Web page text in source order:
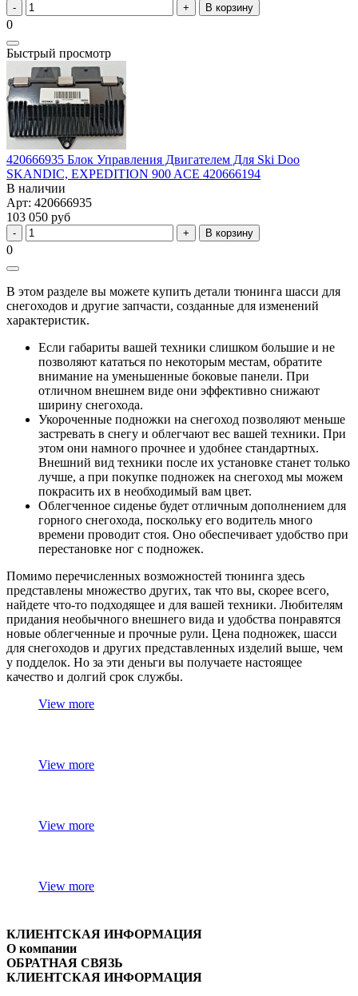
В корзину
0
Быстрый просмотр
420666935 Блок Управления Двигателем Для Ski Doo
SKANDIC, EXPEDITION 900 ACE 420666194
В наличии
Арт: 420666935
103 050 руб
В корзину
0
В этом разделе вы можете купить детали тюнинга шасси для
снегоходов и другие запчасти, созданные для изменений
характеристик.
Если габариты вашей техники слишком большие и не
позволяют кататься по некоторым местам, обратите
внимание на уменьшенные боковые панели. При
отличном внешнем виде они эффективно снижают
ширину снегохода.
Укороченные подножки на снегоход позволяют меньше
застревать в снегу и облегчают вес вашей техники. При
этом они намного прочнее и удобнее стандартных.
Внешний вид техники после их установке станет только
лучше, а при покупке подножек на снегоход мы можем
покрасить их в необходимый вам цвет.
Облегченное сиденье будет отличным дополнением для
горного снегохода, поскольку его водитель много
времени проводит стоя. Оно обеспечивает удобство при
перестановке ног с подножек.
Помимо перечисленных возможностей тюнинга здесь
представлены множество других, так что вы, скорее всего,
найдете что-то подходящее и для вашей техники. Любителям
придания необычного внешнего вида и удобства понравятся
новые облегченные и прочные рули. Цена подножек, шасси
для снегоходов и других представленных изделий выше, чем
у подделок. Но за эти деньги вы получаете настоящее
качество и долгий срок службы.
View more
View more
View more
View more
КЛИЕНТСКАЯ ИНФОРМАЦИЯ
О компании
ОБРАТНАЯ СВЯЗЬ
КЛИЕНТСКАЯ ИНФОРМАЦИЯ